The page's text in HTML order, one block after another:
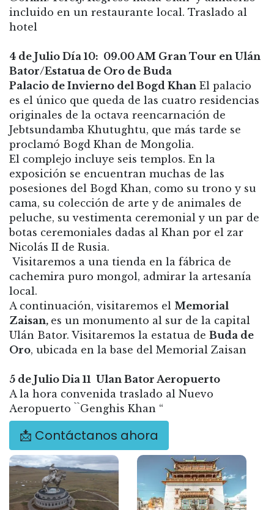
incluido en un restaurante local. Traslado al
hotel
4 de Julio Día 10: 09.00 AM Gran Tour en Ulán
Bator/Estatua de Oro de Buda
Palacio de Invierno del Bogd Khan El palacio
es el único que queda de las cuatro residencias
originales de la octava reencarnación de
Jebtsundamba Khutughtu, que más tarde se
proclamó Bogd Khan de Mongolia.
El complejo incluye seis templos. En la
exposición se encuentran muchas de las
posesiones del Bogd Khan, como su trono y su
cama, su colección de arte y de animales de
peluche, su vestimenta ceremonial y un par de
botas ceremoniales dadas al Khan por el zar
Nicolás II de Rusia.
Visitaremos a una tienda en la fábrica de
cachemira puro mongol, admirar la artesanía
local.
A continuación, visitaremos el Memorial
Zaisan, es un monumento al sur de la capital
Ulán Bator. Visitaremos la estatua de Buda de
Oro, ubicada en la base del Memorial Zaisan
5 de Julio Dia 11 Ulan Bator Aeropuerto
A la hora convenida traslado al Nuevo
Aeropuerto ``Genghis Khan “
📩 Contáctanos ahora